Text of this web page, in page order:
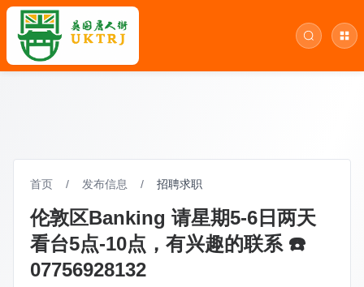
首页 / 发布信息 / 招聘求职
伦敦区Banking 请星期5-6日两天
看台5点-10点，有兴趣的联系 ☎️
07756928132